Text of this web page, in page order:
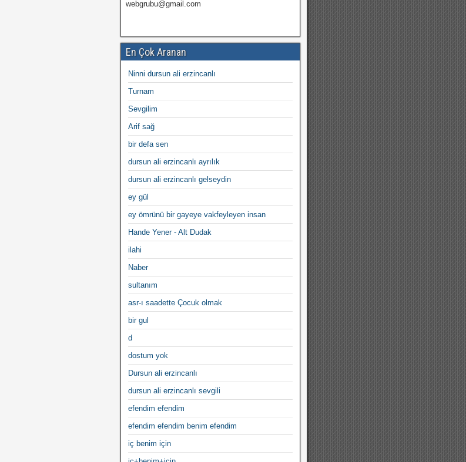
webgrubu@gmail.com
En Çok Aranan
Ninni dursun ali erzincanlı
Turnam
Sevgilim
Arif sağ
bir defa sen
dursun ali erzincanlı ayrılık
dursun ali erzincanlı gelseydin
ey gül
ey ömrünü bir gayeye vakfeyleyen insan
Hande Yener - Alt Dudak
ilahi
Naber
sultanım
asr-ı saadette Çocuk olmak
bir gul
d
dostum yok
Dursun ali erzincanlı
dursun ali erzincanlı sevgili
efendim efendim
efendim efendim benim efendim
iç benim için